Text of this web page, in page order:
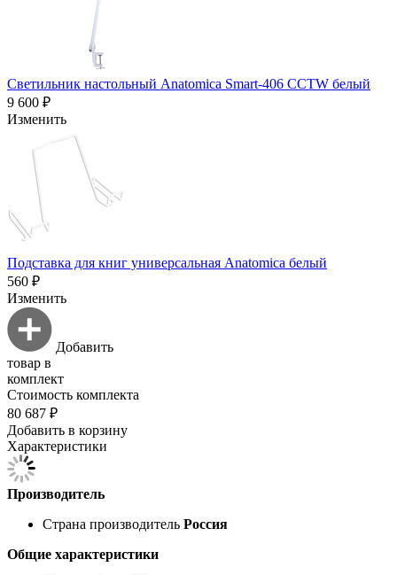
Светильник настольный Anatomica Smart-406 CCTW белый
9 600 ₽
Изменить
Подставка для книг универсальная Anatomica белый
560 ₽
Изменить
Добавить
товар в
комплект
Стоимость комплекта
80 687 ₽
Добавить в корзину
Характеристики
Производитель
Страна производитель Россия
Общие характеристики